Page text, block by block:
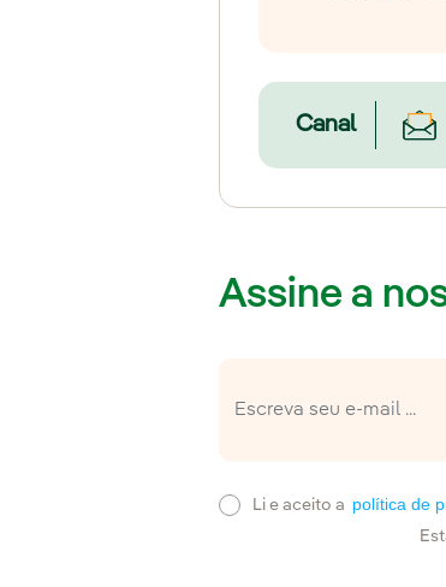
Canal
Assine a
Li e aceito a política de